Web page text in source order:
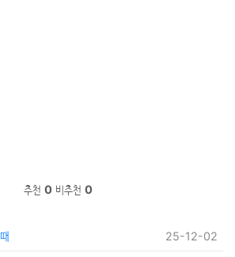
추천 0 비추천 0
25-12-02